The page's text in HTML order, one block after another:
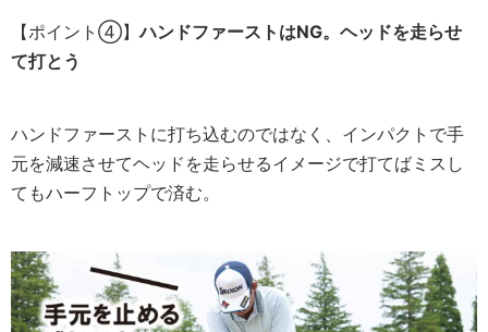
【ポイント④】ハンドファーストはNG。ヘッドを走らせ
て打とう
ハンドファーストに打ち込むのではなく、インパクトで手
元を減速させてヘッドを走らせるイメージで打てばミスし
てもハーフトップで済む。